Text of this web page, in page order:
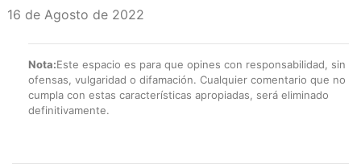
16 de Agosto de 2022
Nota:Este espacio es para que opines con responsabilidad, sin
ofensas, vulgaridad o difamación. Cualquier comentario que no
cumpla con estas características apropiadas, será eliminado
definitivamente.